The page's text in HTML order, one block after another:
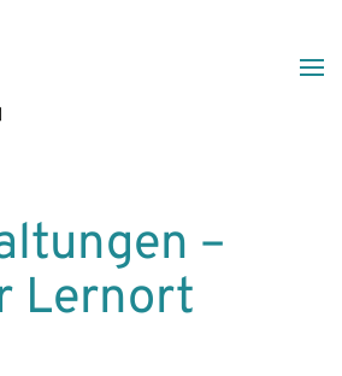
–
Lernort